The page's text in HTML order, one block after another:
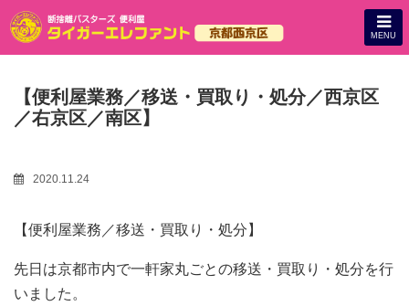
MENU
【便利屋業務／移送・買取り・処分／西京区
／右京区／南区】
2020.11.24
【便利屋業務／移送・買取り・処分】
先日は京都市内で一軒家丸ごとの移送・買取り・処分を行
いました。